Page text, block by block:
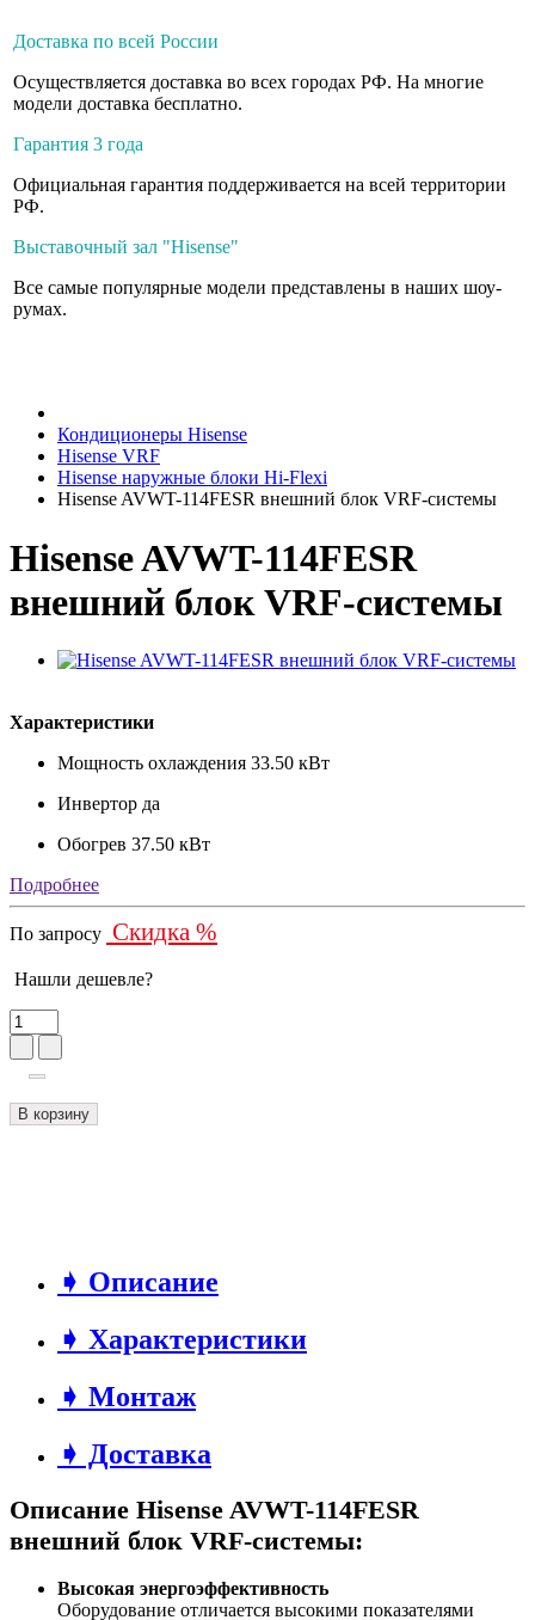
Доставка по всей России
Осуществляется доставка во всех городах РФ. На многие
модели доставка бесплатно.
Гарантия 3 года
Официальная гарантия поддерживается на всей территории
РФ.
Выставочный зал "Hisense"
Все самые популярные модели представлены в наших шоу-
румах.
Кондиционеры Hisense
Hisense VRF
Hisense наружные блоки Hi-Flexi
Hisense AVWT-114FESR внешний блок VRF-системы
Hisense AVWT-114FESR
внешний блок VRF-системы
Характеристики
Мощность охлаждения 33.50 кВт
Инвертор да
Обогрев 37.50 кВт
Подробнее
По запросу Скидка %
Нашли дешевле?
В корзину
➧ Описание
➧ Характеристики
➧ Монтаж
➧ Доставка
Описание Hisense AVWT-114FESR
внешний блок VRF-системы:
Высокая энергоэффективность
Оборудование отличается высокими показателями